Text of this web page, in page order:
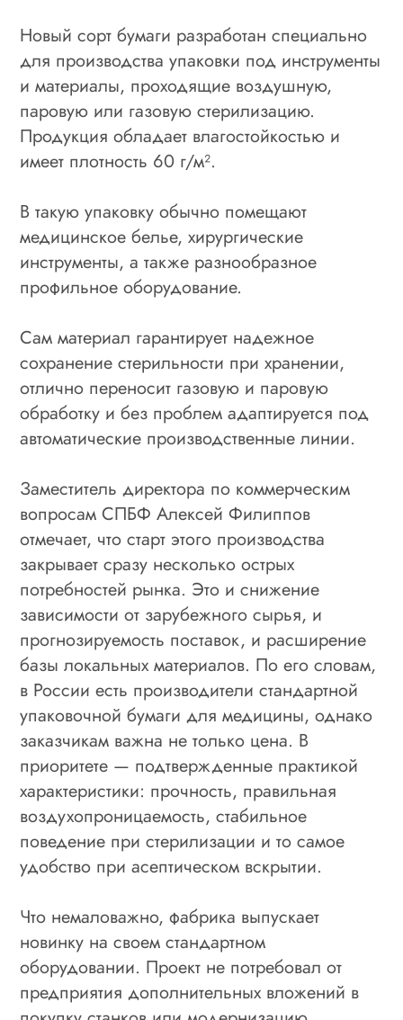
Новый сорт бумаги разработан специально
для производства упаковки под инструменты
и материалы, проходящие воздушную,
паровую или газовую стерилизацию.
Продукция обладает влагостойкостью и
имеет плотность 60 г/м².
В такую упаковку обычно помещают
медицинское белье, хирургические
инструменты, а также разнообразное
профильное оборудование.
Сам материал гарантирует надежное
сохранение стерильности при хранении,
отлично переносит газовую и паровую
обработку и без проблем адаптируется под
автоматические производственные линии.
Заместитель директора по коммерческим
вопросам СПБФ Алексей Филиппов
отмечает, что старт этого производства
закрывает сразу несколько острых
потребностей рынка. Это и снижение
зависимости от зарубежного сырья, и
прогнозируемость поставок, и расширение
базы локальных материалов. По его словам,
в России есть производители стандартной
упаковочной бумаги для медицины, однако
заказчикам важна не только цена. В
приоритете — подтвержденные практикой
характеристики: прочность, правильная
воздухопроницаемость, стабильное
поведение при стерилизации и то самое
удобство при асептическом вскрытии.
Что немаловажно, фабрика выпускает
новинку на своем стандартном
оборудовании. Проект не потребовал от
предприятия дополнительных вложений в